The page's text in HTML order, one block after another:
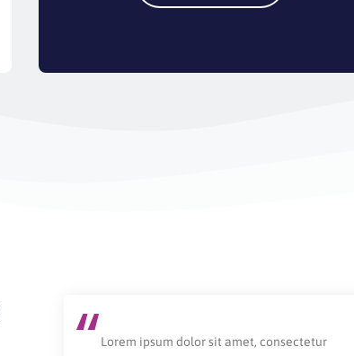
Lorem ipsum dolor sit amet, consectetur